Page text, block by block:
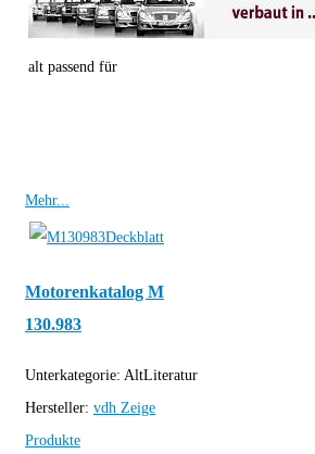
alt passend für
Mehr...
Motorenkatalog M
130.983
Unterkategorie: AltLiteratur
Hersteller: vdh Zeige
Produkte